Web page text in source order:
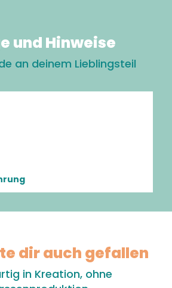
und Hinweise
an deinem Lieblingsteil
dir auch gefallen
in Kreation, ohne